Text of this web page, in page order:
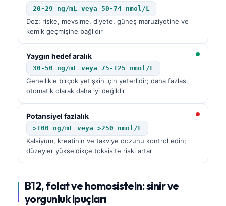
20-29 ng/mL veya 50-74 nmol/L
Doz; riske, mevsime, diyete, güneş maruziyetine ve
kemik geçmişine bağlıdır
Yaygın hedef aralık
30-50 ng/mL veya 75-125 nmol/L
Genellikle birçok yetişkin için yeterlidir; daha fazlası
otomatik olarak daha iyi değildir
Potansiyel fazlalık
>100 ng/mL veya >250 nmol/L
Kalsiyum, kreatinin ve takviye dozunu kontrol edin;
düzeyler yükseldikçe toksisite riski artar
B12, folat ve homosistein: sinir ve
yorgunluk ipuçları